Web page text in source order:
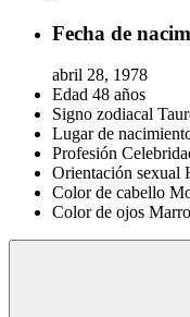
Fecha de
abril 28, 1978
Edad 48 años
Signo zodiacal
Lugar de
Profesión
Orientación sexual
Color de cabello
Color de ojos